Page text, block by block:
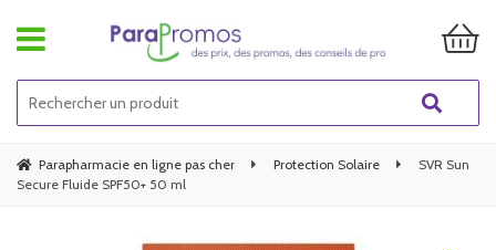
Parapharmacie en ligne pas cher Protection Solaire
SVR Sun
Secure Fluide SPF50+ 50 ml